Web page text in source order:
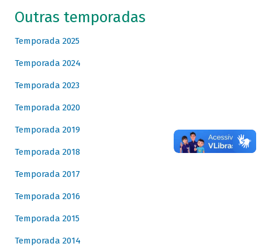
Outras temporadas
Temporada 2025
Temporada 2024
Temporada 2023
Temporada 2020
Temporada 2019
Temporada 2018
Temporada 2017
Temporada 2016
Temporada 2015
Temporada 2014